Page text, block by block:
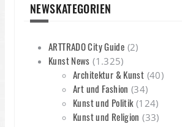
NEWSKATEGORIEN
ARTTRADO City Guide (2)
Kunst News (1.325)
Architektur & Kunst (40)
Art und Fashion (34)
Kunst und Politik(124)
Kunst und Religion (33)